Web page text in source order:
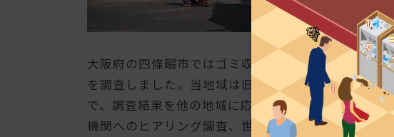
大阪府の四條畷市ではゴミ収集業務の効率化を目的
を調査しました。当地域は旧市街地やニュータウン
で、調査結果を他の地域に応用することも可能かと
機関へのヒアリング調査、世帯へのアンケート調査